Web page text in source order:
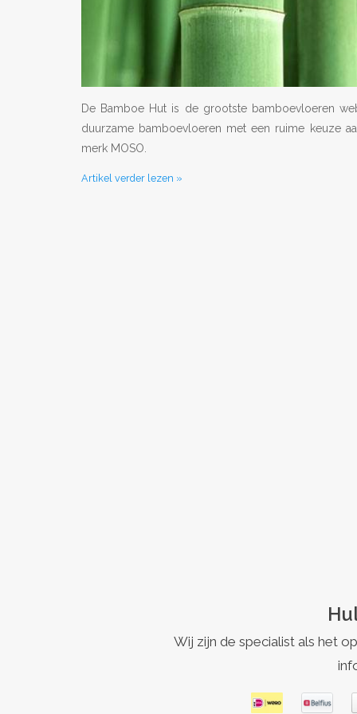
De Bamboe Hut is de grootste bamboevloeren
duurzame bamboevloeren met een ruime keuze
merk MOSO.
Artikel verder lezen »
Wij zijn de specialist als het